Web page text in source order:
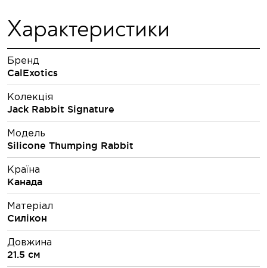
Характеристики
Бренд
CalExotics
Колекція
Jack Rabbit Signature
Модель
Silicone Thumping Rabbit
Країна
Канада
Матеріал
Силікон
Довжина
21.5 см